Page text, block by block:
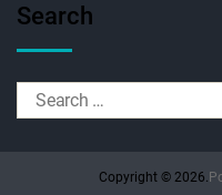
Search
Copyright © 2026.